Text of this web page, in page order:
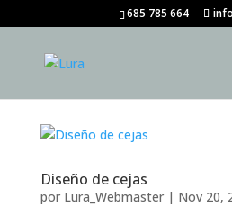
685 785 664
Diseño de cejas
por Lura_Webmaster| Nov 20,